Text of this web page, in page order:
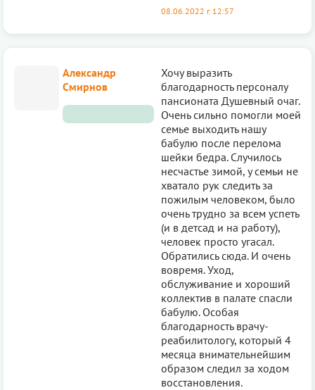
08.06.2022 г. 12:57
Александр
Смирнов
Хочу выразить
благодарность персоналу
пансионата Душевный очаг.
Очень сильно помогли моей
семье выходить нашу
бабулю после перелома
шейки бедра. Случилось
несчастье зимой, у семьи не
хватало рук следить за
пожилым человеком, было
очень трудно за всем успеть
(и в детсад и на работу),
человек просто угасал.
Обратились сюда. И очень
вовремя. Уход,
обслуживание и хороший
коллектив в палате спасли
бабулю. Особая
благодарность врачу-
реабилитологу, который 4
месяца внимательнейшим
образом следил за ходом
восстановления.